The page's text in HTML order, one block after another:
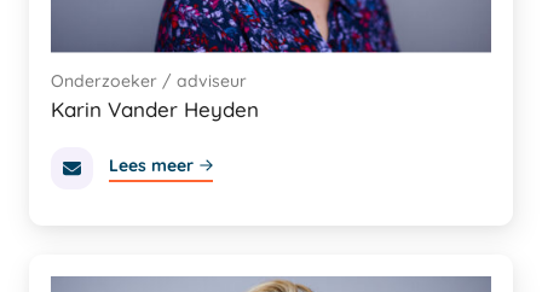
Karin Vander Heyden
Onderzoeker / adviseur
Lees meer